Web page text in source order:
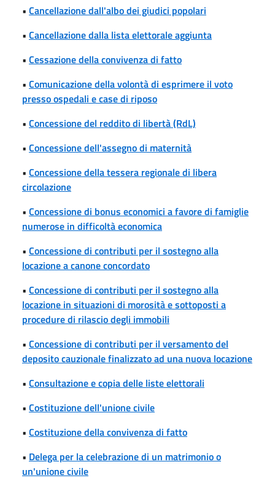
• Cancellazione dall'albo dei giudici popolari
• Cancellazione dalla lista elettorale aggiunta
• Cessazione della convivenza di fatto
• Comunicazione della volontà di esprimere il voto
presso ospedali e case di riposo
• Concessione del reddito di libertà (RdL)
• Concessione dell'assegno di maternità
• Concessione della tessera regionale di libera
circolazione
• Concessione di bonus economici a favore di famiglie
numerose in difficoltà economica
• Concessione di contributi per il sostegno alla
locazione a canone concordato
• Concessione di contributi per il sostegno alla
locazione in situazioni di morosità e sottoposti a
procedure di rilascio degli immobili
• Concessione di contributi per il versamento del
deposito cauzionale finalizzato ad una nuova locazione
• Consultazione e copia delle liste elettorali
• Costituzione dell'unione civile
• Costituzione della convivenza di fatto
• Delega per la celebrazione di un matrimonio o
un'unione civile